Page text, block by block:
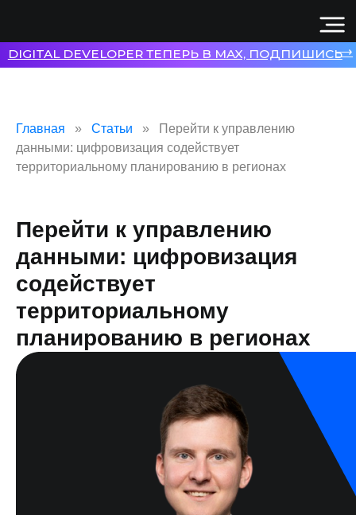
Главная Статьи
Перейти к управлению
данными: цифровизация содействует
территориальному планированию в регионах
Перейти к управлению
данными: цифровизация
содействует
территориальному
планированию в регионах